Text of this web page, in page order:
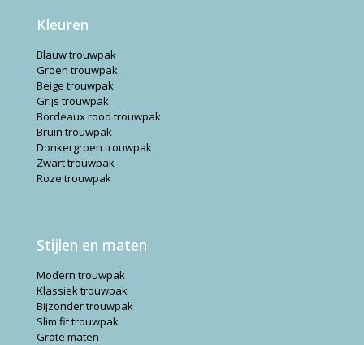
Kleuren
Blauw trouwpak
Groen trouwpak
Beige trouwpak
Grijs trouwpak
Bordeaux rood trouwpak
Bruin trouwpak
Donkergroen trouwpak
Zwart trouwpak
Roze trouwpak
Stijlen en maten
Modern trouwpak
Klassiek trouwpak
Bijzonder trouwpak
Slim fit trouwpak
Grote maten